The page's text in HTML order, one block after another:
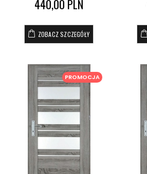
440,00 PLN
ZOBACZ SZCZEGÓŁY
PROMOCJA